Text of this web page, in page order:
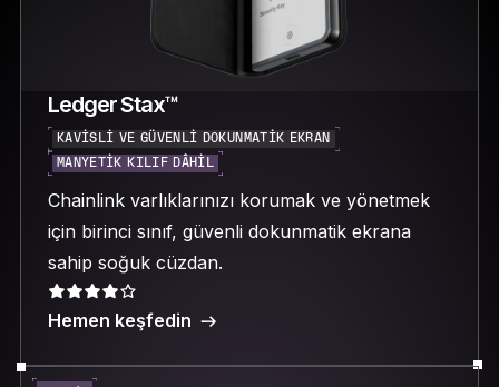
Ledger Stax™
KAVISLI VE GÜVENLI DOKUNMATIK EKRAN
MANYETIK KILIF DÂHIL
Chainlink varlıklarınızı korumak ve yönetmek
için birinci sınıf, güvenli dokunmatik ekrana
sahip soğuk cüzdan.
Hemen keşfedin